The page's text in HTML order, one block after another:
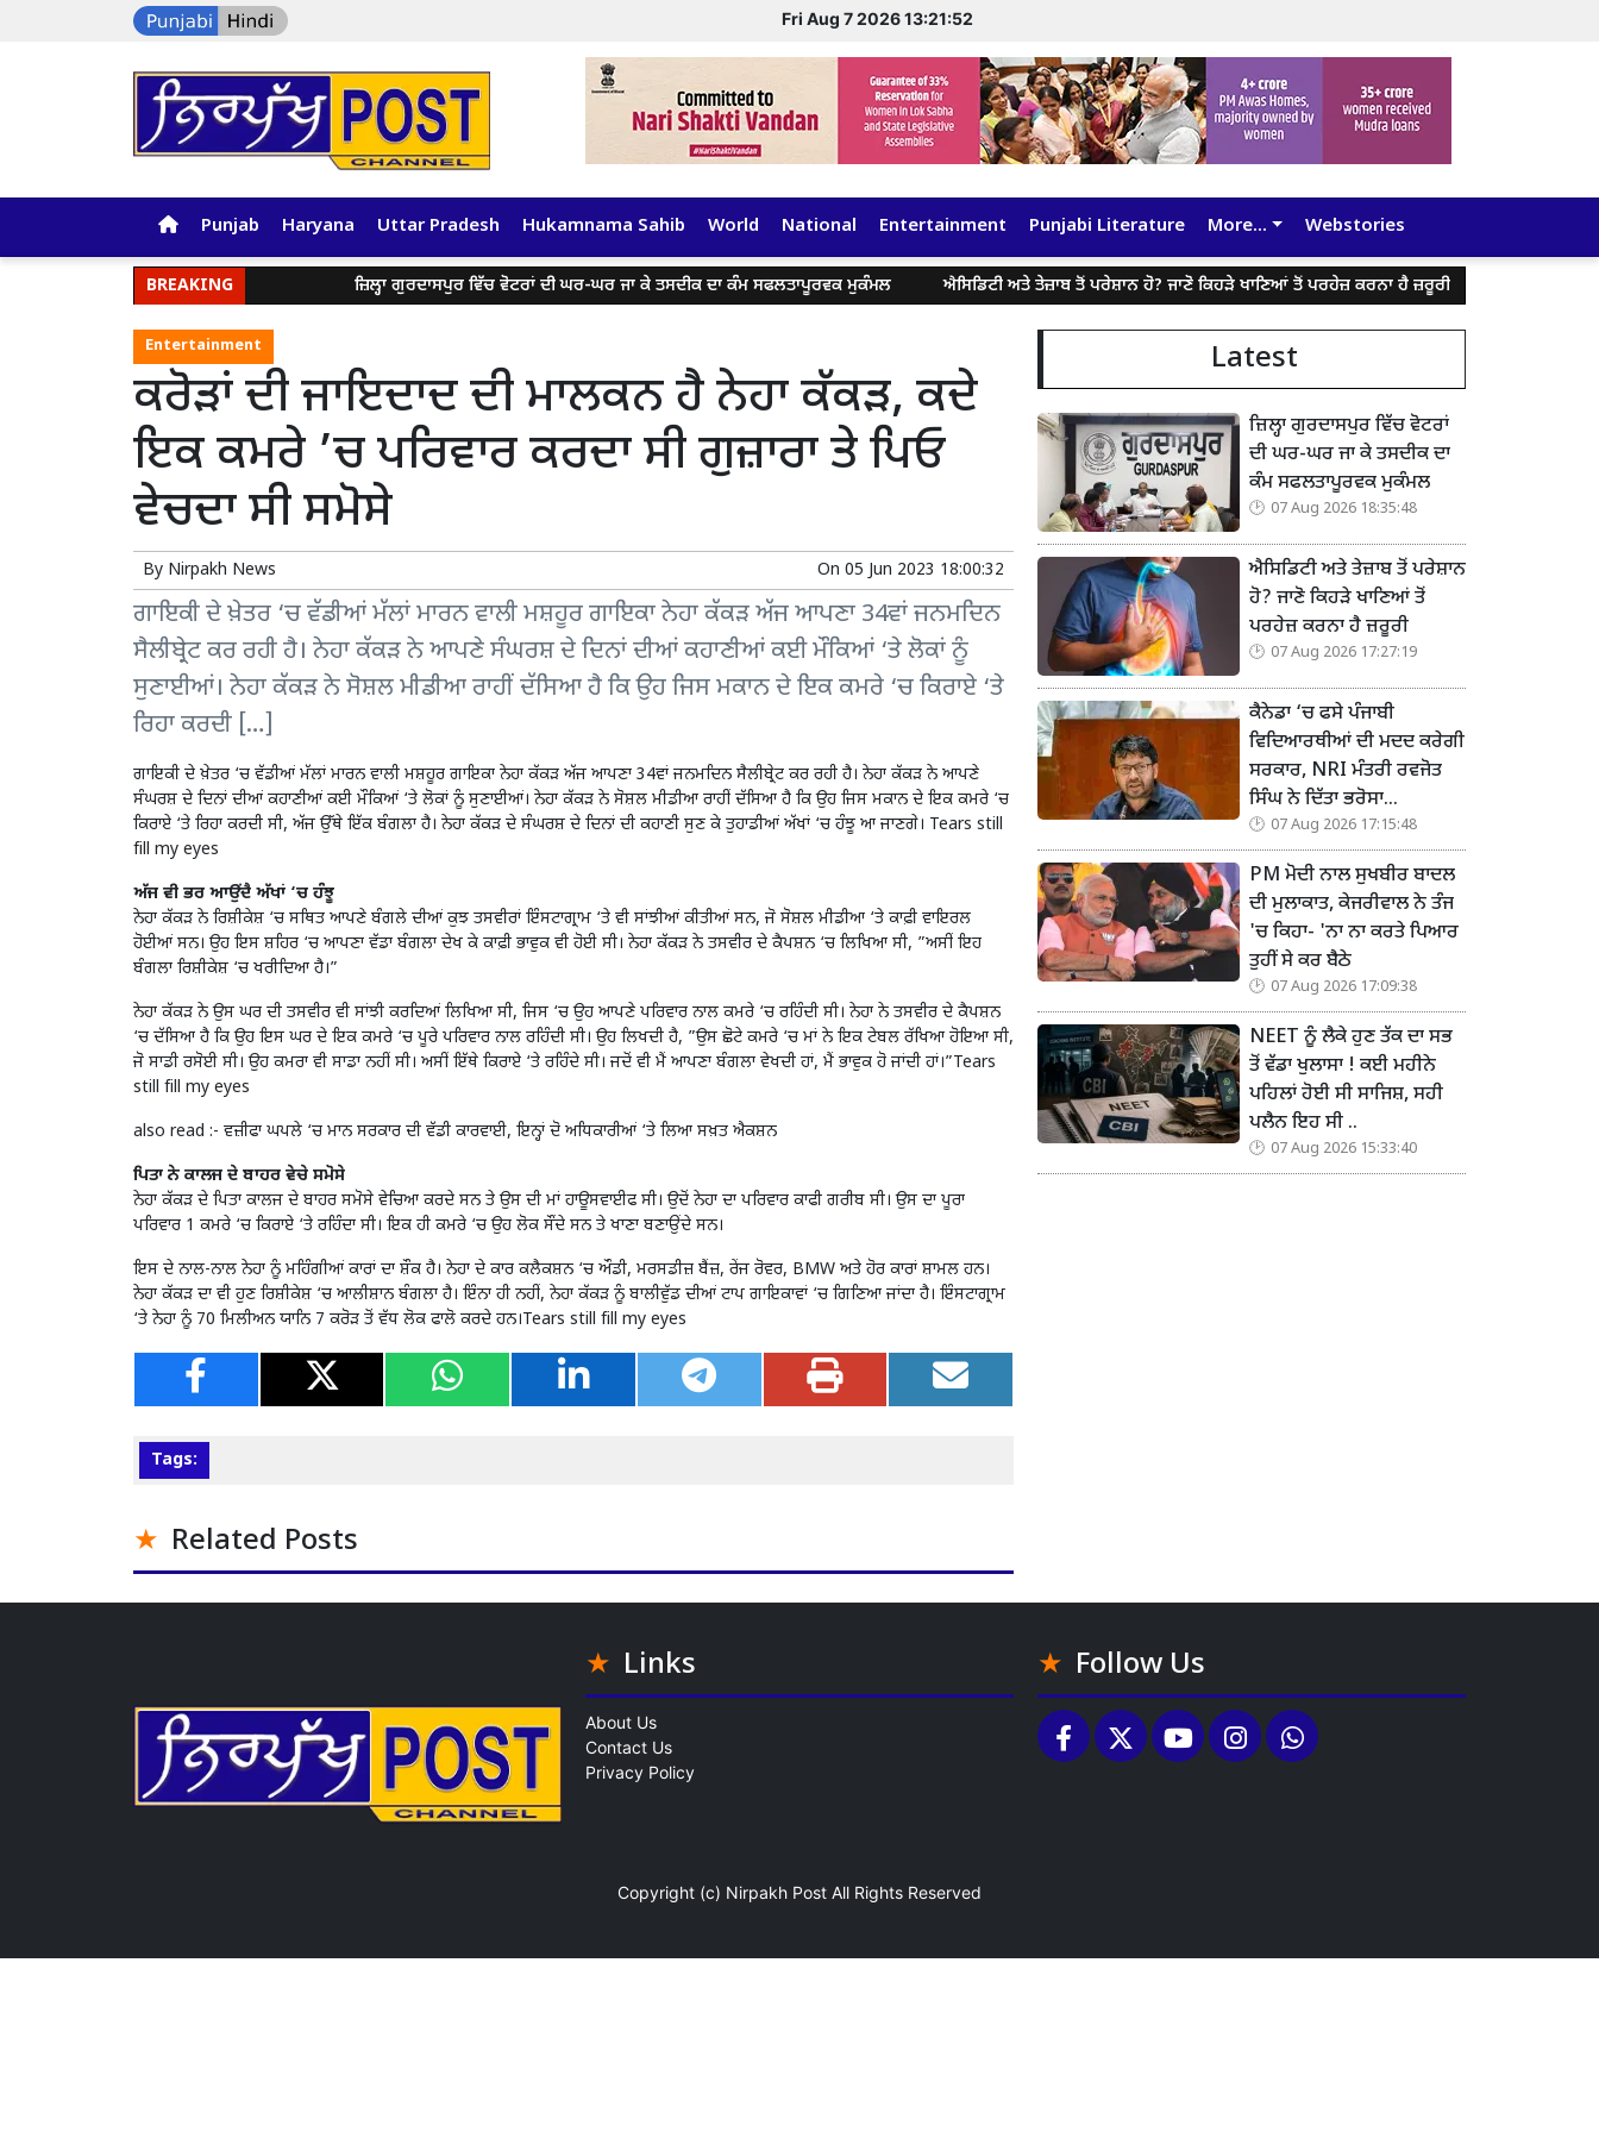
Fri Aug 7 2026 13:21:53
Punjab Haryana Uttar Pradesh Hukamnama Sahib World National Entertainment Punjabi Literature More... Webstories
BREAKING ਜ਼ਿਲ੍ਹਾ ਗੁਰਦਾਸਪੁਰ ਵਿੱਚ ਵੋਟਰਾਂ ਦੀ ਘਰ-ਘਰ ਜਾ ਕੇ ਤਸਦੀਕ ਦਾ ਕੰਮ ਸਫਲਤਾਪੂਰਵਕ ਮੁਕੰਮਲ ਐਸਿਡਿਟੀ ਅਤੇ ਤੇਜ਼ਾਬ ਤੋਂ ਪਰੇਸ਼ਾਨ ਹੋ? ਜਾਣੋ ਕਿਹੜੇ ਖਾਣਿਆਂ ਤੋਂ ਪਰਹੇਜ਼ ਕਰਨਾ ਹੈ ਜ਼ਰੂਰੀ
Entertainment
ਕਰੋੜਾਂ ਦੀ ਜਾਇਦਾਦ ਦੀ ਮਾਲਕਨ ਹੈ ਨੇਹਾ ਕੱਕੜ, ਕਦੇ
ਇਕ ਕਮਰੇ ’ਚ ਪਰਿਵਾਰ ਕਰਦਾ ਸੀ ਗੁਜ਼ਾਰਾ ਤੇ ਪਿਓ
ਵੇਚਦਾ ਸੀ ਸਮੋਸੇ
By Nirpakh News On 05 Jun 2023 18:00:32
ਗਾਇਕੀ ਦੇ ਖ਼ੇਤਰ ‘ਚ ਵੱਡੀਆਂ ਮੱਲਾਂ ਮਾਰਨ ਵਾਲੀ ਮਸ਼ਹੂਰ ਗਾਇਕਾ ਨੇਹਾ ਕੱਕੜ ਅੱਜ ਆਪਣਾ 34ਵਾਂ ਜਨਮਦਿਨ
ਸੈਲੀਬ੍ਰੇਟ ਕਰ ਰਹੀ ਹੈ। ਨੇਹਾ ਕੱਕੜ ਨੇ ਆਪਣੇ ਸੰਘਰਸ਼ ਦੇ ਦਿਨਾਂ ਦੀਆਂ ਕਹਾਣੀਆਂ ਕਈ ਮੌਕਿਆਂ ‘ਤੇ ਲੋਕਾਂ ਨੂੰ
ਸੁਣਾਈਆਂ। ਨੇਹਾ ਕੱਕੜ ਨੇ ਸੋਸ਼ਲ ਮੀਡੀਆ ਰਾਹੀਂ ਦੱਸਿਆ ਹੈ ਕਿ ਉਹ ਜਿਸ ਮਕਾਨ ਦੇ ਇਕ ਕਮਰੇ ‘ਚ ਕਿਰਾਏ ‘ਤੇ
ਰਿਹਾ ਕਰਦੀ […]
ਗਾਇਕੀ ਦੇ ਖ਼ੇਤਰ ‘ਚ ਵੱਡੀਆਂ ਮੱਲਾਂ ਮਾਰਨ ਵਾਲੀ ਮਸ਼ਹੂਰ ਗਾਇਕਾ ਨੇਹਾ ਕੱਕੜ ਅੱਜ ਆਪਣਾ 34ਵਾਂ ਜਨਮਦਿਨ ਸੈਲੀਬ੍ਰੇਟ ਕਰ ਰਹੀ ਹੈ। ਨੇਹਾ ਕੱਕੜ ਨੇ ਆਪਣੇ
ਸੰਘਰਸ਼ ਦੇ ਦਿਨਾਂ ਦੀਆਂ ਕਹਾਣੀਆਂ ਕਈ ਮੌਕਿਆਂ ‘ਤੇ ਲੋਕਾਂ ਨੂੰ ਸੁਣਾਈਆਂ। ਨੇਹਾ ਕੱਕੜ ਨੇ ਸੋਸ਼ਲ ਮੀਡੀਆ ਰਾਹੀਂ ਦੱਸਿਆ ਹੈ ਕਿ ਉਹ ਜਿਸ ਮਕਾਨ ਦੇ ਇਕ ਕਮਰੇ ‘ਚ
ਕਿਰਾਏ ‘ਤੇ ਰਿਹਾ ਕਰਦੀ ਸੀ, ਅੱਜ ਉੱਥੇ ਇੱਕ ਬੰਗਲਾ ਹੈ। ਨੇਹਾ ਕੱਕੜ ਦੇ ਸੰਘਰਸ਼ ਦੇ ਦਿਨਾਂ ਦੀ ਕਹਾਣੀ ਸੁਣ ਕੇ ਤੁਹਾਡੀਆਂ ਅੱਖਾਂ ‘ਚ ਹੰਝੂ ਆ ਜਾਣਗੇ। Tears still
fill my eyes
ਅੱਜ ਵੀ ਭਰ ਆਉਂਦੈ ਅੱਖਾਂ ‘ਚ ਹੰਝੂ
ਨੇਹਾ ਕੱਕੜ ਨੇ ਰਿਸ਼ੀਕੇਸ਼ ‘ਚ ਸਥਿਤ ਆਪਣੇ ਬੰਗਲੇ ਦੀਆਂ ਕੁਝ ਤਸਵੀਰਾਂ ਇੰਸਟਾਗ੍ਰਾਮ ‘ਤੇ ਵੀ ਸਾਂਝੀਆਂ ਕੀਤੀਆਂ ਸਨ, ਜੋ ਸੋਸ਼ਲ ਮੀਡੀਆ ‘ਤੇ ਕਾਫ਼ੀ ਵਾਇਰਲ
ਹੋਈਆਂ ਸਨ। ਉਹ ਇਸ ਸ਼ਹਿਰ ‘ਚ ਆਪਣਾ ਵੱਡਾ ਬੰਗਲਾ ਦੇਖ ਕੇ ਕਾਫ਼ੀ ਭਾਵੁਕ ਵੀ ਹੋਈ ਸੀ। ਨੇਹਾ ਕੱਕੜ ਨੇ ਤਸਵੀਰ ਦੇ ਕੈਪਸ਼ਨ ‘ਚ ਲਿਖਿਆ ਸੀ, ”ਅਸੀਂ ਇਹ
ਬੰਗਲਾ ਰਿਸ਼ੀਕੇਸ਼ ‘ਚ ਖਰੀਦਿਆ ਹੈ।”
ਨੇਹਾ ਕੱਕੜ ਨੇ ਉਸ ਘਰ ਦੀ ਤਸਵੀਰ ਵੀ ਸਾਂਝੀ ਕਰਦਿਆਂ ਲਿਖਿਆ ਸੀ, ਜਿਸ ‘ਚ ਉਹ ਆਪਣੇ ਪਰਿਵਾਰ ਨਾਲ ਕਮਰੇ ‘ਚ ਰਹਿੰਦੀ ਸੀ। ਨੇਹਾ ਨੇ ਤਸਵੀਰ ਦੇ ਕੈਪਸ਼ਨ
‘ਚ ਦੱਸਿਆ ਹੈ ਕਿ ਉਹ ਇਸ ਘਰ ਦੇ ਇਕ ਕਮਰੇ ‘ਚ ਪੂਰੇ ਪਰਿਵਾਰ ਨਾਲ ਰਹਿੰਦੀ ਸੀ। ਉਹ ਲਿਖਦੀ ਹੈ, ”ਉਸ ਛੋਟੇ ਕਮਰੇ ‘ਚ ਮਾਂ ਨੇ ਇਕ ਟੇਬਲ ਰੱਖਿਆ ਹੋਇਆ ਸੀ,
ਜੋ ਸਾਡੀ ਰਸੋਈ ਸੀ। ਉਹ ਕਮਰਾ ਵੀ ਸਾਡਾ ਨਹੀਂ ਸੀ। ਅਸੀਂ ਇੱਥੇ ਕਿਰਾਏ ‘ਤੇ ਰਹਿੰਦੇ ਸੀ। ਜਦੋਂ ਵੀ ਮੈਂ ਆਪਣਾ ਬੰਗਲਾ ਵੇਖਦੀ ਹਾਂ, ਮੈਂ ਭਾਵੁਕ ਹੋ ਜਾਂਦੀ ਹਾਂ।”Tears
still fill my eyes
also read :- ਵਜ਼ੀਫਾ ਘਪਲੇ ‘ਚ ਮਾਨ ਸਰਕਾਰ ਦੀ ਵੱਡੀ ਕਾਰਵਾਈ, ਇਨ੍ਹਾਂ ਦੋ ਅਧਿਕਾਰੀਆਂ ‘ਤੇ ਲਿਆ ਸਖ਼ਤ ਐਕਸ਼ਨ
ਪਿਤਾ ਨੇ ਕਾਲਜ ਦੇ ਬਾਹਰ ਵੇਚੇ ਸਮੋਸੇ
ਨੇਹਾ ਕੱਕੜ ਦੇ ਪਿਤਾ ਕਾਲਜ ਦੇ ਬਾਹਰ ਸਮੋਸੇ ਵੇਚਿਆ ਕਰਦੇ ਸਨ ਤੇ ਉਸ ਦੀ ਮਾਂ ਹਾਊਸਵਾਈਫ ਸੀ। ਉਦੋਂ ਨੇਹਾ ਦਾ ਪਰਿਵਾਰ ਕਾਫੀ ਗਰੀਬ ਸੀ। ਉਸ ਦਾ ਪੂਰਾ
ਪਰਿਵਾਰ 1 ਕਮਰੇ ‘ਚ ਕਿਰਾਏ ‘ਤੇ ਰਹਿੰਦਾ ਸੀ। ਇਕ ਹੀ ਕਮਰੇ ‘ਚ ਉਹ ਲੋਕ ਸੌਂਦੇ ਸਨ ਤੇ ਖਾਣਾ ਬਣਾਉਂਦੇ ਸਨ।
ਇਸ ਦੇ ਨਾਲ-ਨਾਲ ਨੇਹਾ ਨੂੰ ਮਹਿੰਗੀਆਂ ਕਾਰਾਂ ਦਾ ਸ਼ੌਕ ਹੈ। ਨੇਹਾ ਦੇ ਕਾਰ ਕਲੈਕਸ਼ਨ ‘ਚ ਔਡੀ, ਮਰਸਡੀਜ਼ ਬੈਂਜ਼, ਰੇਂਜ ਰੋਵਰ, BMW ਅਤੇ ਹੋਰ ਕਾਰਾਂ ਸ਼ਾਮਲ ਹਨ।
ਨੇਹਾ ਕੱਕੜ ਦਾ ਵੀ ਹੁਣ ਰਿਸ਼ੀਕੇਸ਼ ‘ਚ ਆਲੀਸ਼ਾਨ ਬੰਗਲਾ ਹੈ। ਇੰਨਾ ਹੀ ਨਹੀਂ, ਨੇਹਾ ਕੱਕੜ ਨੂੰ ਬਾਲੀਵੁੱਡ ਦੀਆਂ ਟਾਪ ਗਾਇਕਾਵਾਂ ‘ਚ ਗਿਣਿਆ ਜਾਂਦਾ ਹੈ। ਇੰਸਟਾਗ੍ਰਾਮ
‘ਤੇ ਨੇਹਾ ਨੂੰ 70 ਮਿਲੀਅਨ ਯਾਨਿ 7 ਕਰੋੜ ਤੋਂ ਵੱਧ ਲੋਕ ਫਾਲੋ ਕਰਦੇ ਹਨ।Tears still fill my eyes
Tags:
Related Posts
Latest
ਜ਼ਿਲ੍ਹਾ ਗੁਰਦਾਸਪੁਰ ਵਿੱਚ ਵੋਟਰਾਂ
ਦੀ ਘਰ-ਘਰ ਜਾ ਕੇ ਤਸਦੀਕ ਦਾ
ਕੰਮ ਸਫਲਤਾਪੂਰਵਕ ਮੁਕੰਮਲ
07 Aug 2026 18:35:48
ਐਸਿਡਿਟੀ ਅਤੇ ਤੇਜ਼ਾਬ ਤੋਂ ਪਰੇਸ਼ਾਨ
ਹੋ? ਜਾਣੋ ਕਿਹੜੇ ਖਾਣਿਆਂ ਤੋਂ
ਪਰਹੇਜ਼ ਕਰਨਾ ਹੈ ਜ਼ਰੂਰੀ
07 Aug 2026 17:27:19
ਕੈਨੇਡਾ ‘ਚ ਫਸੇ ਪੰਜਾਬੀ
ਵਿਦਿਆਰਥੀਆਂ ਦੀ ਮਦਦ ਕਰੇਗੀ
ਸਰਕਾਰ, NRI ਮੰਤਰੀ ਰਵਜੋਤ
ਸਿੰਘ ਨੇ ਦਿੱਤਾ ਭਰੋਸਾ...
07 Aug 2026 17:15:48
PM ਮੋਦੀ ਨਾਲ ਸੁਖਬੀਰ ਬਾਦਲ
ਦੀ ਮੁਲਾਕਾਤ, ਕੇਜਰੀਵਾਲ ਨੇ ਤੰਜ
'ਚ ਕਿਹਾ- 'ਨਾ ਨਾ ਕਰਤੇ ਪਿਆਰ
ਤੁਹੀਂ ਸੇ ਕਰ ਬੈਠੇ
07 Aug 2026 17:09:38
NEET ਨੂੰ ਲੈਕੇ ਹੁਣ ਤੱਕ ਦਾ ਸਭ
ਤੋਂ ਵੱਡਾ ਖੁਲਾਸਾ ! ਕਈ ਮਹੀਨੇ
ਪਹਿਲਾਂ ਹੋਈ ਸੀ ਸਾਜਿਸ਼, ਸਹੀ
ਪਲੈਨ ਇਹ ਸੀ ..
07 Aug 2026 15:33:40
Links
About Us
Contact Us
Privacy Policy
Follow Us
Copyright (c) Nirpakh Post All Rights Reserved